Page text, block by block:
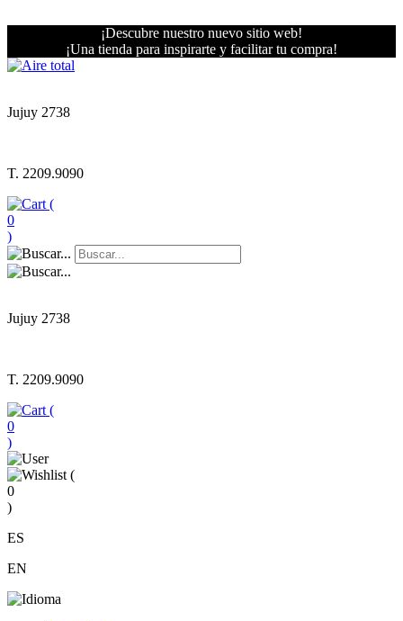
¡Descubre nuestro nuevo sitio web!
¡Una tienda para inspirarte y facilitar tu compra!
Jujuy 2738
T. 2209.9090
(
0
)
Jujuy 2738
T. 2209.9090
(
0
)
(
0
)
ES
EN